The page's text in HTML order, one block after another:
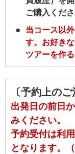
ご購入くださ
当コース以
す。お好き
ツアーを作
〔予約上のご
出発日の前日
みください。
予約受付は利
となります。